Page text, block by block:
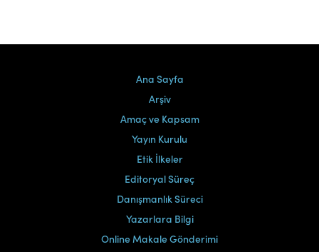
Ana Sayfa
Arşiv
Amaç ve Kapsam
Yayın Kurulu
Etik İlkeler
Editoryal Süreç
Danışmanlık Süreci
Yazarlara Bilgi
Online Makale Gönderimi